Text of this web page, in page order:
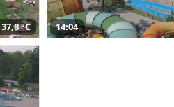
37,8 °C 14:04